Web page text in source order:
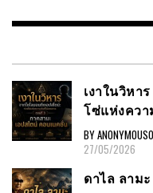
เงาในวิหา
โซ่แห่งคว
BY
27/05/2026
ดาไล ลาม